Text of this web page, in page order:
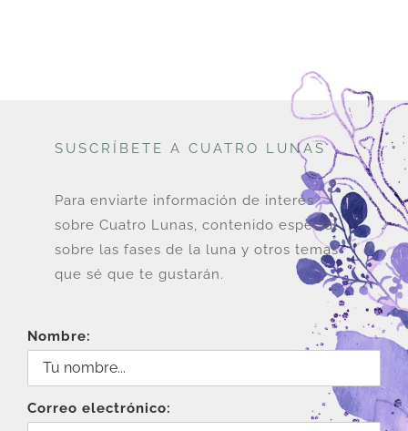
SUSCRÍBETE A CUATRO LUNAS
Para enviarte información de interés
sobre Cuatro Lunas, contenido especial
sobre las fases de la luna y otros temas
que sé que te gustarán.
Nombre:
Correo electrónico: